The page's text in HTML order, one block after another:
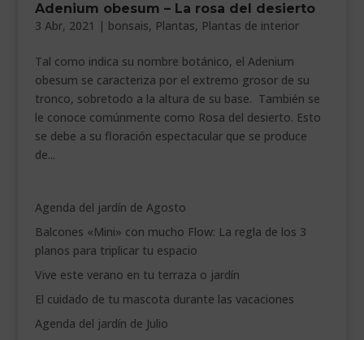
VEURE EN CATALÀ
Adenium obesum – La rosa del desierto
3 Abr, 2021 | bonsais, Plantas, Plantas de interior
Tal como indica su nombre botánico, el Adenium
obesum se caracteriza por el extremo grosor de su
tronco, sobretodo a la altura de su base. También se
le conoce comúnmente como Rosa del desierto. Esto
se debe a su floración espectacular que se produce
de...
Agenda del jardín de Agosto
Balcones «Mini» con mucho Flow: La regla de los 3
planos para triplicar tu espacio
Vive este verano en tu terraza o jardín
El cuidado de tu mascota durante las vacaciones
Agenda del jardín de Julio